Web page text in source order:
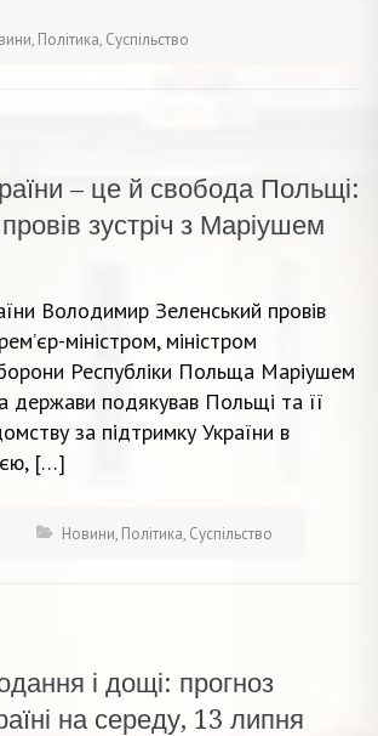
, Політика, Суспільство
– це й свобода Польщі:
зустріч з Маріушем
Володимир Зеленський провів
міністром, міністром
Республіки Польща Маріушем
держави подякував Польщі та її
за підтримку України в
[…]
Новини, Політика, Суспільство
і дощі: прогноз
на середу, 13 липня